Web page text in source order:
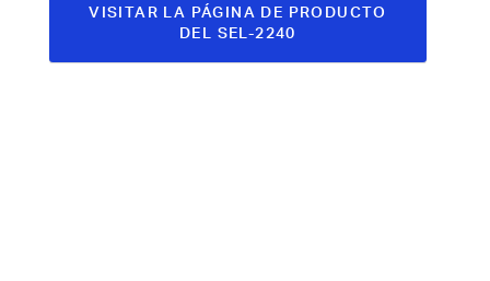
VISITAR LA PÁGINA DE PRODUCTO
DEL SEL-2240